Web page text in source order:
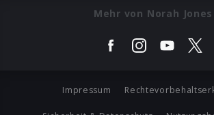
Mehr von Norah Jones
Impressum